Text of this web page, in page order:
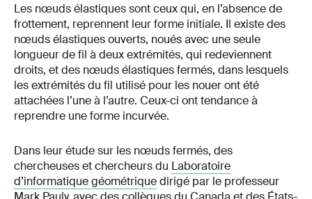
Les nœuds élastiques sont ceux qui, en l’absence de
frottement, reprennent leur forme initiale. Il existe des
nœuds élastiques ouverts, noués avec une seule
longueur de fil à deux extrémités, qui redeviennent
droits, et des nœuds élastiques fermés, dans lesquels
les extrémités du fil utilisé pour les nouer ont été
attachées l’une à l’autre. Ceux-ci ont tendance à
reprendre une forme incurvée.
Dans leur étude sur les nœuds fermés, des
chercheuses et chercheurs du Laboratoire
d’informatique géométriquedirigé par le professeur